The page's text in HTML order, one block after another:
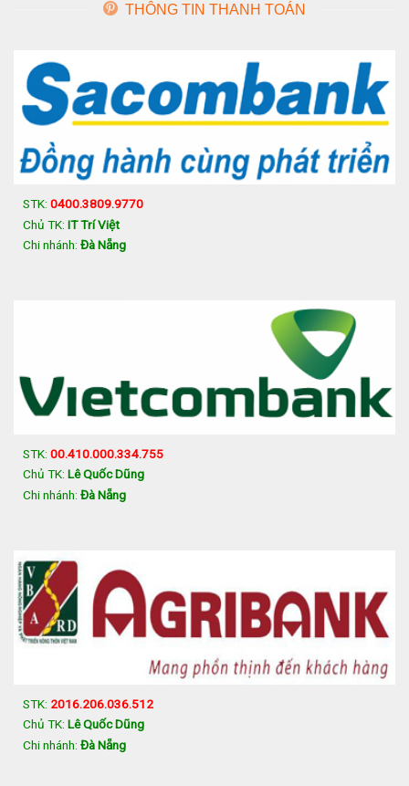
THÔNG TIN THANH TOÁN
STK: 0400.3809.9770
Chủ TK: IT Trí Việt
Chi nhánh: Đà Nẵng
STK: 00.410.000.334.755
Chủ TK: Lê Quốc Dũng
Chi nhánh: Đà Nẵng
STK: 2016.206.036.512
Chủ TK: Lê Quốc Dũng
Chi nhánh: Đà Nẵng